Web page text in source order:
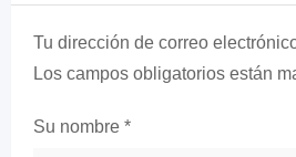
Tu dirección de correo
Los campos obligatorios están
Su nombre *